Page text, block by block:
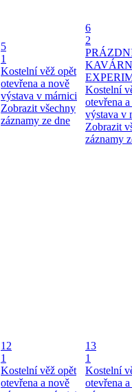
5
1
Kostelní věž opět
otevřena a nově
výstava v márnici
Zobrazit všechny
záznamy ze dne
6
2
Kostelní
otevřena
výstava v
Zobrazit
záznamy
12
1
Kostelní věž opět
otevřena a nově
13
1
Kostelní
otevřena